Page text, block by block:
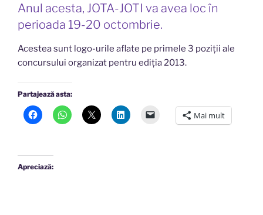
Anul acesta, JOTA-JOTI va avea loc în
perioada 19-20 octombrie.
Acestea sunt logo-urile aflate pe primele 3 poziții ale
concursului organizat pentru ediția 2013.
Partajează asta:
Mai mult
Apreciază: